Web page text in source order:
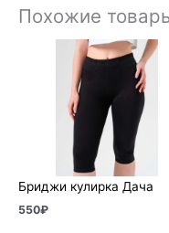
Похожие
Бриджи кулирка Дача
550₽